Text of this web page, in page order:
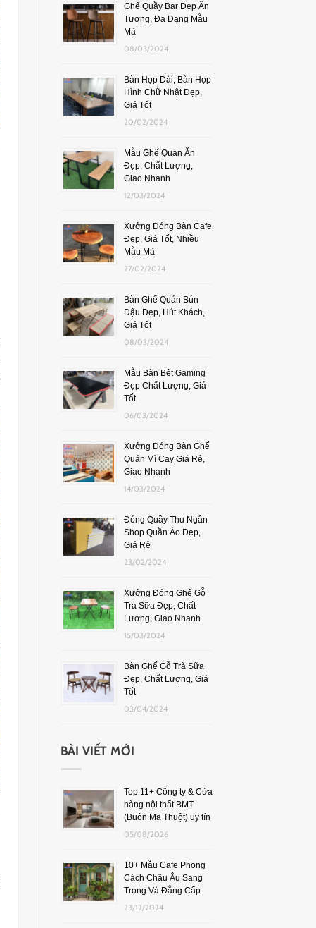
Ghế Quầy Bar Đẹp Ấn
Tượng, Đa Dạng Mẫu
Mã
08/03/2024
Bàn Họp Dài, Bàn Họp
Hình Chữ Nhật Đẹp,
Giá Tốt
20/02/2024
Mẫu Ghế Quán Ăn
Đẹp, Chất Lượng,
Giao Nhanh
12/03/2024
Xưởng Đóng Bàn Cafe
Đẹp, Giá Tốt, Nhiều
Mẫu Mã
27/02/2024
Bàn Ghế Quán Bún
Đậu Đẹp, Hút Khách,
Giá Tốt
08/03/2024
Mẫu Bàn Bệt Gaming
Đẹp Chất Lượng, Giá
Tốt
06/03/2024
Xưởng Đóng Bàn Ghế
Quán Mì Cay Giá Rẻ,
Giao Nhanh
14/03/2024
Đóng Quầy Thu Ngân
Shop Quần Áo Đẹp,
Giá Rẻ
23/02/2024
Xưởng Đóng Ghế Gỗ
Trà Sữa Đẹp, Chất
Lượng, Giao Nhanh
15/03/2024
Bàn Ghế Gỗ Trà Sữa
Đẹp, Chất Lượng, Giá
Tốt
03/04/2024
BÀI VIẾT MỚI
Top 11+ Công ty & Cửa
hàng nội thất BMT
(Buôn Ma Thuột) uy tín
05/08/2026
10+ Mẫu Cafe Phong
Cách Châu Âu Sang
Trọng Và Đẳng Cấp
23/12/2024